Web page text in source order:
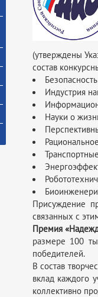
(утверждены
состав
Индустрия
Науки о
Присуждение
связанных с
Премия
размере 100
победителей.
В состав
вклад каждого
коллективно